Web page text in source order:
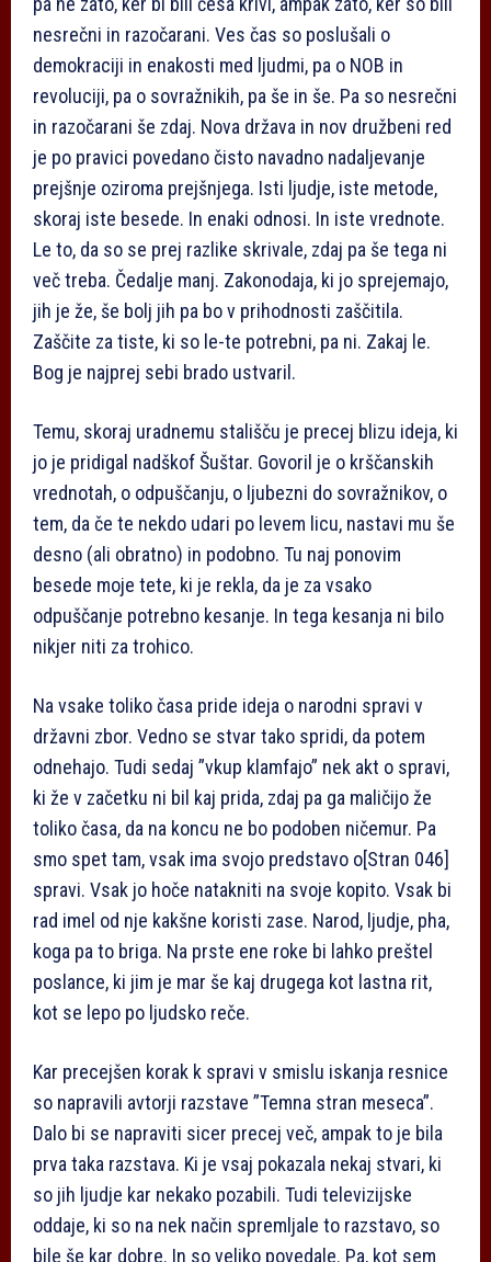
nesrečni in razočarani. Ves čas so poslušali o
demokraciji in enakosti med ljudmi, pa o NOB in
revoluciji, pa o sovražnikih, pa še in še. Pa so nesrečni
in razočarani še zdaj. Nova država in nov družbeni red
je po pravici povedano čisto navadno nadaljevanje
prejšnje oziroma prejšnjega. Isti ljudje, iste metode,
skoraj iste besede. In enaki odnosi. In iste vrednote.
Le to, da so se prej razlike skrivale, zdaj pa še tega ni
več treba. Čedalje manj. Zakonodaja, ki jo sprejemajo,
jih je že, še bolj jih pa bo v prihodnosti zaščitila.
Zaščite za tiste, ki so le-te potrebni, pa ni. Zakaj le.
Bog je najprej sebi brado ustvaril.
Temu, skoraj uradnemu stališču je precej blizu ideja, ki
jo je pridigal nadškof Šuštar. Govoril je o krščanskih
vrednotah, o odpuščanju, o ljubezni do sovražnikov, o
tem, da če te nekdo udari po levem licu, nastavi mu še
desno (ali obratno) in podobno. Tu naj ponovim
besede moje tete, ki je rekla, da je za vsako
odpuščanje potrebno kesanje. In tega kesanja ni bilo
nikjer niti za trohico.
Na vsake toliko časa pride ideja o narodni spravi v
državni zbor. Vedno se stvar tako spridi, da potem
odnehajo. Tudi sedaj ”vkup klamfajo” nek akt o spravi,
ki že v začetku ni bil kaj prida, zdaj pa ga maličijo že
toliko časa, da na koncu ne bo podoben ničemur. Pa
smo spet tam, vsak ima svojo predstavo o[Stran 046]
spravi. Vsak jo hoče natakniti na svoje kopito. Vsak bi
rad imel od nje kakšne koristi zase. Narod, ljudje, pha,
koga pa to briga. Na prste ene roke bi lahko preštel
poslance, ki jim je mar še kaj drugega kot lastna rit,
kot se lepo po ljudsko reče.
Kar precejšen korak k spravi v smislu iskanja resnice
so napravili avtorji razstave ”Temna stran meseca”.
Dalo bi se napraviti sicer precej več, ampak to je bila
prva taka razstava. Ki je vsaj pokazala nekaj stvari, ki
so jih ljudje kar nekako pozabili. Tudi televizijske
oddaje, ki so na nek način spremljale to razstavo, so
bile še kar dobre. In so veliko povedale. Pa, kot sem